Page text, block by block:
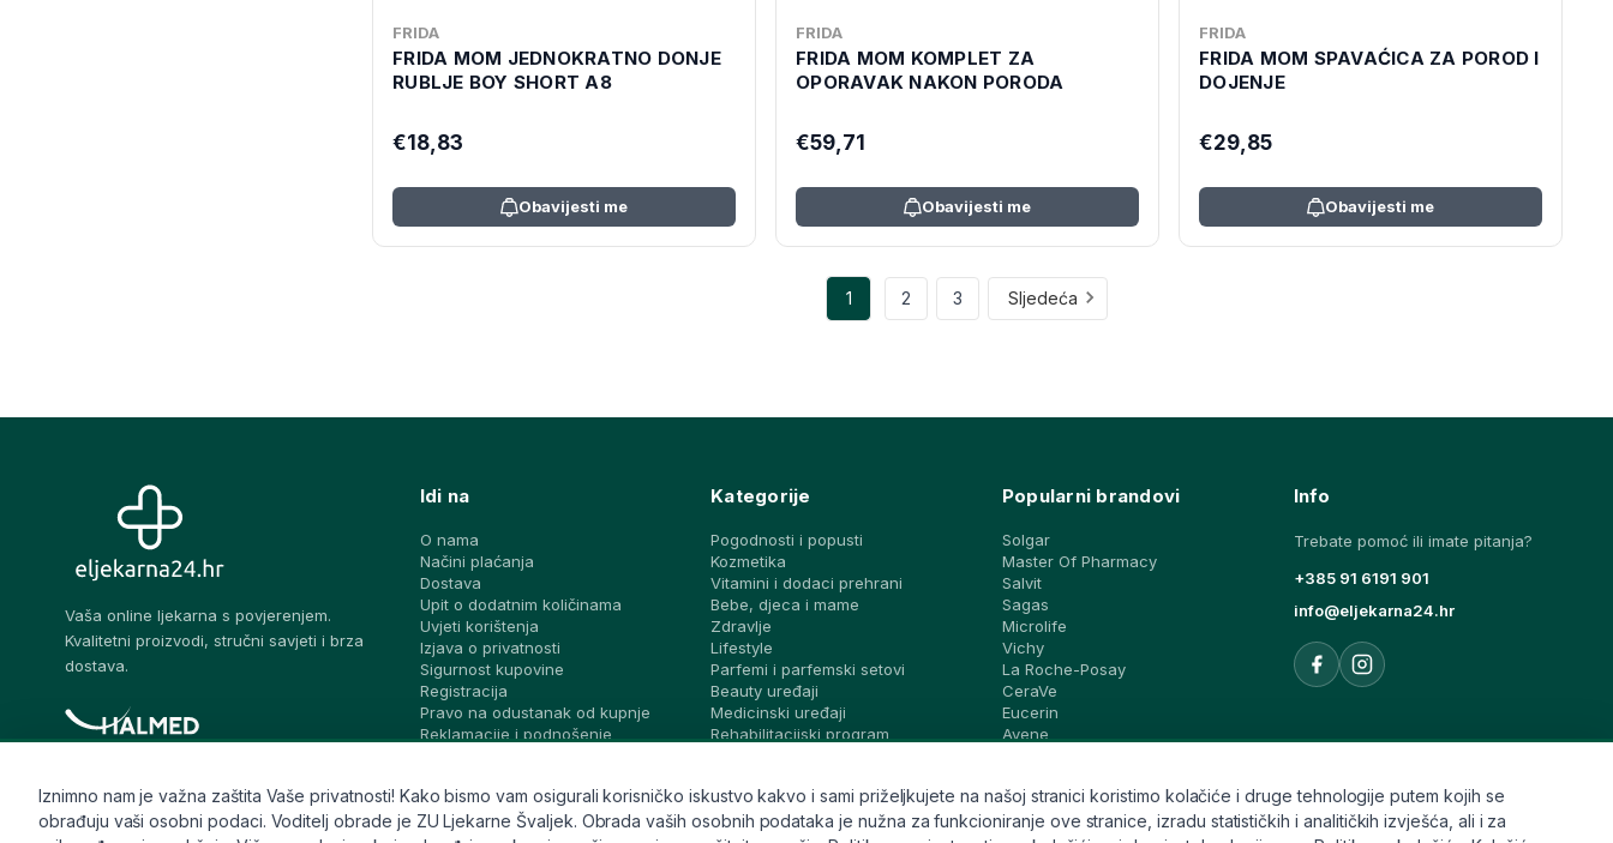
FRIDA
FRIDA MOM JEDNOKRATNO DONJE
RUBLJE BOY SHORT A8
€18,83
Obavijesti me
FRIDA
FRIDA MOM KOMPLET ZA
OPORAVAK NAKON PORODA
€59,71
Obavijesti me
FRIDA
FRIDA MOM SPAVAĆICA ZA POROD I
DOJENJE
€29,85
Obavijesti me
1 2 3 Sljedeća
Vaša online ljekarna s povjerenjem.
Kvalitetni proizvodi, stručni savjeti i brza
dostava.
Idi na
O nama
Načini plaćanja
Dostava
Upit o dodatnim količinama
Uvjeti korištenja
Izjava o privatnosti
Sigurnost kupovine
Registracija
Pravo na odustanak od kupnje
Reklamacije i podnošenje
Pitaj ljekarnika
Česta pitanja
Kategorije
Pogodnosti i popusti
Kozmetika
Vitamini i dodaci prehrani
Bebe, djeca i mame
Zdravlje
Lifestyle
Parfemi i parfemski setovi
Beauty uređaji
Medicinski uređaji
Rehabilitacijski program
Popularni brandovi
Solgar
Master Of Pharmacy
Salvit
Sagas
Microlife
Vichy
La Roche-Posay
CeraVe
Eucerin
Avene
Info
Trebate pomoć ili imate pitanja?
+385 91 6191 901
info@eljekarna24.hr
Iznimno nam je važna zaštita Vaše privatnosti! Kako bismo vam osigurali korisničko iskustvo kakvo i sami priželjkujete na našoj stranici koristimo kolačiće i druge tehnologije putem kojih se
obrađuju vaši osobni podaci. Voditelj obrade je ZU Ljekarne Švaljek. Obrada vaših osobnih podataka je nužna za funkcioniranje ove stranice, izradu statističkih i analitičkih izvješća, ali i za